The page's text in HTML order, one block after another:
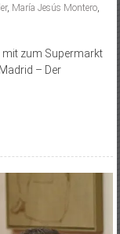
, María Jesús Montero,
mit zum Supermarkt
– Der